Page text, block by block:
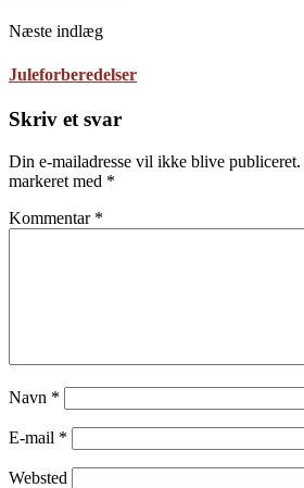
Næste indlæg
Juleforberedelser
Skriv et svar
Din e-mailadresse vil ikke blive publiceret.
markeret med *
Kommentar *
Navn *
E-mail *
Websted